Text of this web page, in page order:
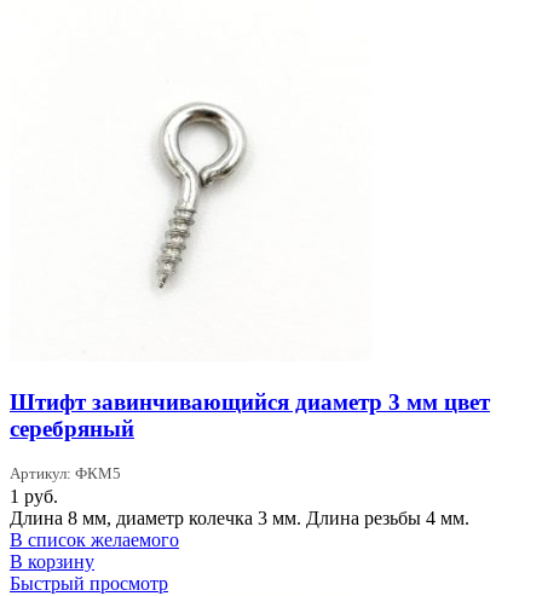
Штифт завинчивающийся диаметр 3 мм цвет
серебряный
Артикул: ФКМ5
1 руб.
Длина 8 мм, диаметр колечка 3 мм. Длина резьбы 4 мм.
В список желаемого
В корзину
Быстрый просмотр